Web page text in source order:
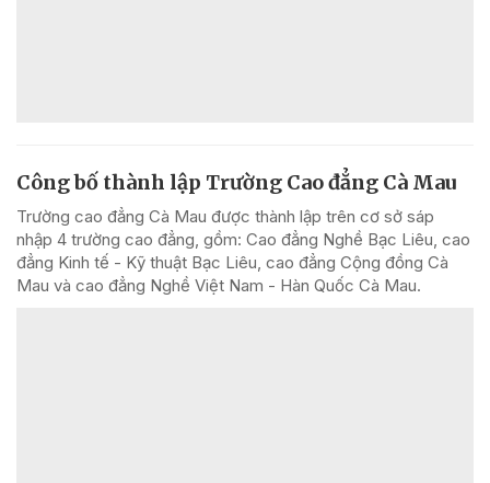
Công bố thành lập Trường Cao đẳng Cà Mau
Trường cao đẳng Cà Mau được thành lập trên cơ sở sáp
nhập 4 trường cao đẳng, gồm: Cao đẳng Nghề Bạc Liêu, cao
đẳng Kinh tế - Kỹ thuật Bạc Liêu, cao đẳng Cộng đồng Cà
Mau và cao đẳng Nghề Việt Nam - Hàn Quốc Cà Mau.